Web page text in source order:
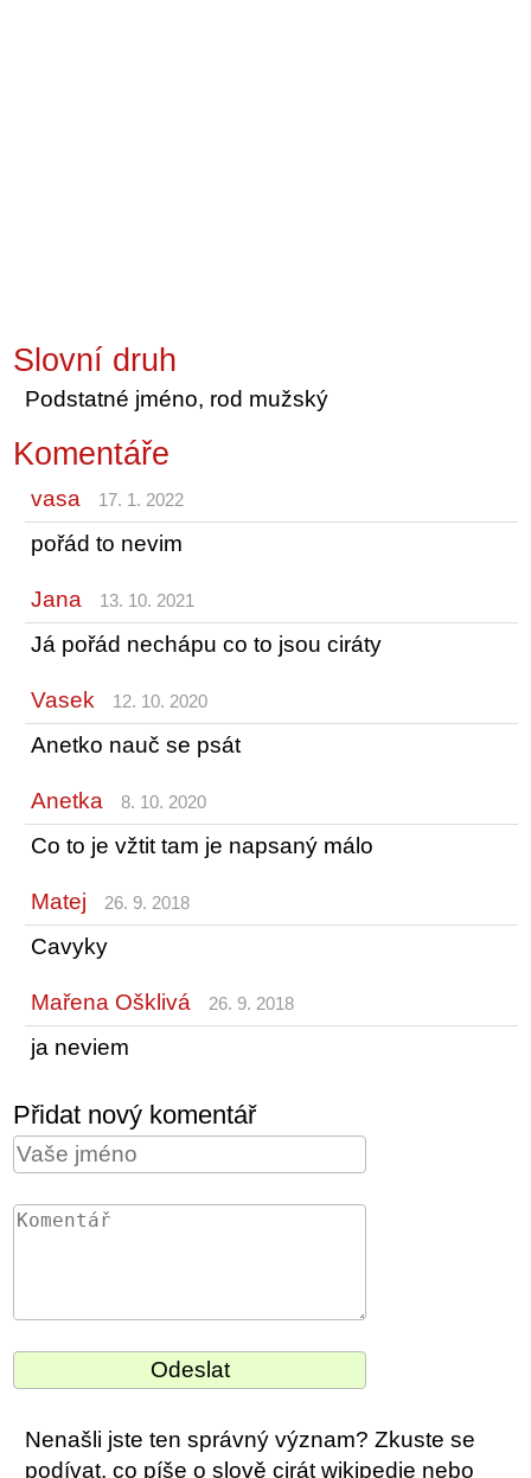
Slovní druh
Podstatné jméno, rod mužský
Komentáře
vasa 17. 1. 2022
pořád to nevim
Jana 13. 10. 2021
Já pořád nechápu co to jsou ciráty
Vasek 12. 10. 2020
Anetko nauč se psát
Anetka 8. 10. 2020
Co to je vžtit tam je napsaný málo
Matej 26. 9. 2018
Cavyky
Mařena Ošklivá 26. 9. 2018
ja neviem
Přidat nový komentář
Nenašli jste ten správný význam? Zkuste se
podívat, co píše o slově cirát wikipedie nebo